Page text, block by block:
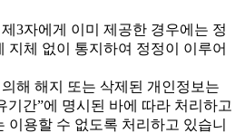
3자에게 이미 제공한 경우에는 정
지체 없이 통지하여 정정이 이루어
해 해지 또는 삭제된 개인정보는
기간”에 명시된 바에 따라 처리하고
이용할 수 없도록 처리하고 있습니